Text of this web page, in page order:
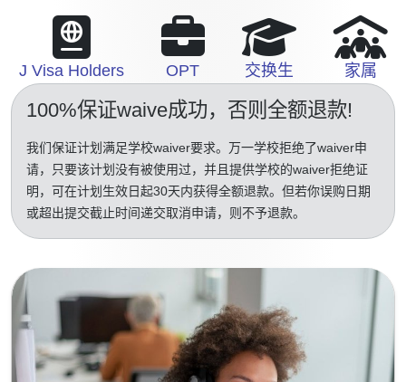
J Visa Holders OPT 交换生 家属
100%保证waive成功，否则全额退款!
我们保证计划满足学校waiver要求。万一学校拒绝了waiver申
请，只要该计划没有被使用过，并且提供学校的waiver拒绝证
明，可在计划生效日起30天内获得全额退款。但若你误购日期
或超出提交截止时间递交取消申请，则不予退款。